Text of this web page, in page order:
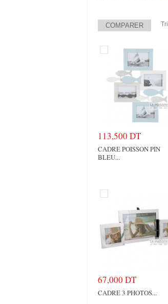
Tri
113,500 DT
CADRE POISSON PIN
BLEU...
67,000 DT
CADRE 3 PHOTOS...